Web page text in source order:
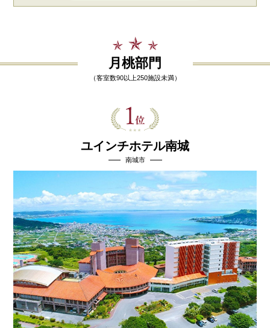
月桃部門
（客室数90以上250施設未満）
ユインチホテル南城
南城市